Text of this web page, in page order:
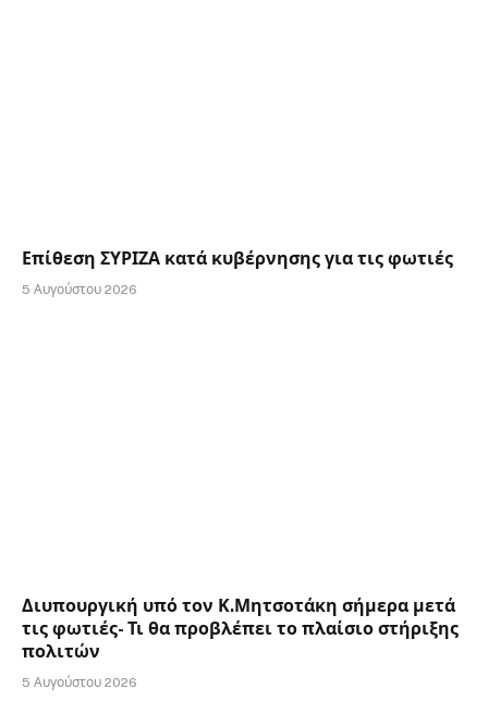
Επίθεση ΣΥΡΙΖΑ κατά κυβέρνησης για τις φωτιές
5 Αυγούστου 2026
Διυπουργική υπό τον Κ.Μητσοτάκη σήμερα μετά
τις φωτιές- Τι θα προβλέπει το πλαίσιο στήριξης
πολιτών
5 Αυγούστου 2026